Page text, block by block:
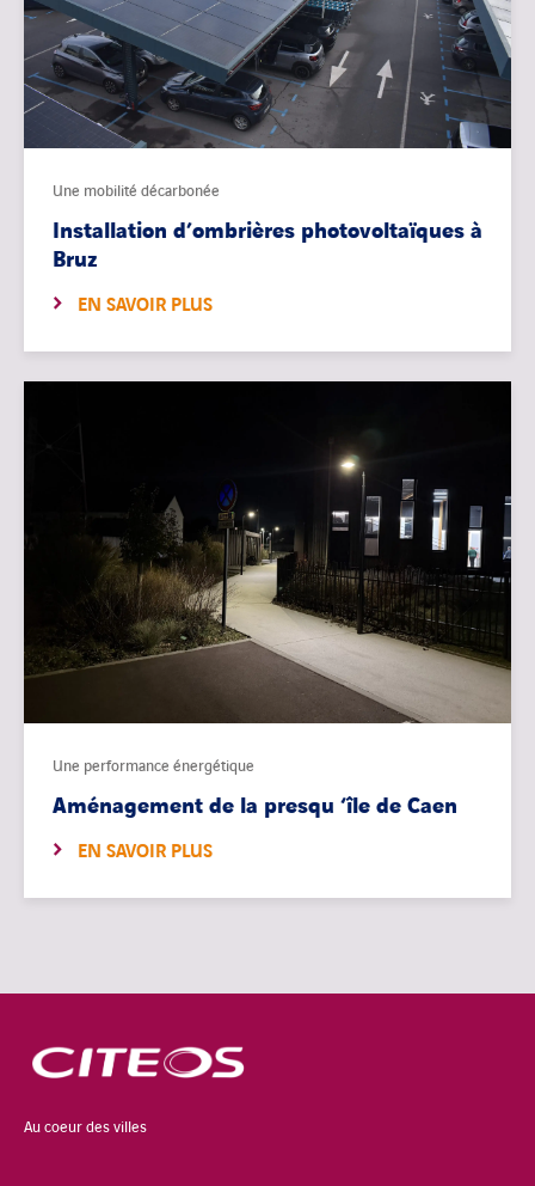
Une mobilité décarbonée
Installation d’ombrières photovoltaïques à
Bruz
EN SAVOIR PLUS
Une performance énergétique
Aménagement de la presqu ‘île de Caen
EN SAVOIR PLUS
Au coeur des villes